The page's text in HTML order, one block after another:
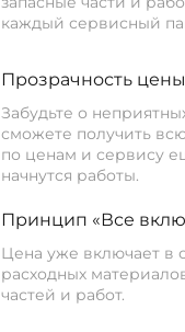
каждый сервисный
Прозрачность цены
Забудьте о
сможете получить
по ценам и сервису
начнутся работы.
Принцип «Все
Цена уже включает в
расходных
частей и работ.